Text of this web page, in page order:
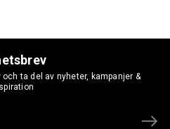
ta del av nyheter, kampanjer &